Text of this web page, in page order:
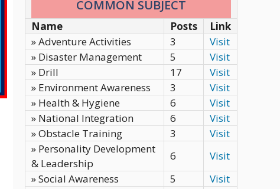
COMMON SUBJECT
Name Posts
Link
» Adventure Activities
3
Visit
» Disaster Management
5
Visit
» Drill
17
Visit
» Environment Awareness
3
Visit
» Health & Hygiene
6
Visit
» National Integration
6
Visit
» Obstacle Training
3
Visit
» Personality Development
& Leadership
6
Visit
» Social Awareness
5
Visit